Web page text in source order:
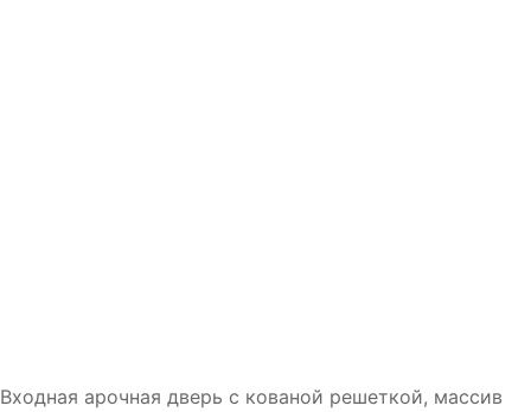
Входная арочная дверь с кованой решеткой, массив